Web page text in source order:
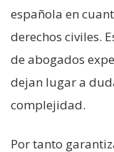
española en
derechos civiles.
de abogados
dejan lugar a
complejidad.
Por tanto